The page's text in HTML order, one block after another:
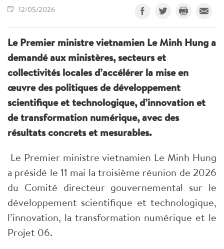
12/05/2026
Le Premier ministre vietnamien Le Minh Hung a
demandé aux ministères, secteurs et
collectivités locales d’accélérer la mise en
œuvre des politiques de développement
scientifique et technologique, d’innovation et
de transformation numérique, avec des
résultats concrets et mesurables.
Le Premier ministre vietnamien Le Minh Hung
a présidé le 11 mai la troisième réunion de 2026
du Comité directeur gouvernemental sur le
développement scientifique et technologique,
l’innovation, la transformation numérique et le
Projet 06.